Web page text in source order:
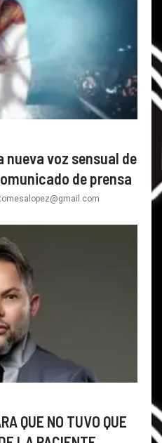
nueva voz sensual de
de prensa
QUE NO TUVO QUE